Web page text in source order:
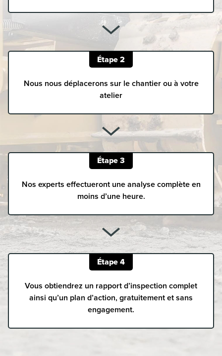
Étape 2
Nous nous déplacerons sur le chantier ou à votre
atelier
Étape 3
Nos experts effectueront une analyse complète en
moins d’une heure.
Étape 4
Vous obtiendrez un rapport d’inspection complet
ainsi qu’un plan d’action, gratuitement et sans
engagement.